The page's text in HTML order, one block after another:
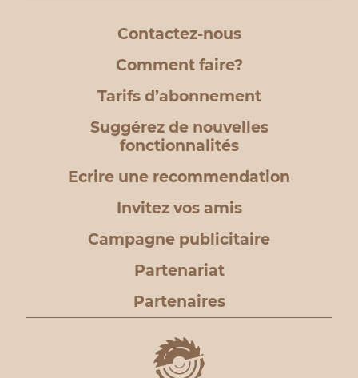
Contactez-nous
Comment faire?
Tarifs d’abonnement
Suggérez de nouvelles
fonctionnalités
Ecrire une recommendation
Invitez vos amis
Campagne publicitaire
Partenariat
Partenaires